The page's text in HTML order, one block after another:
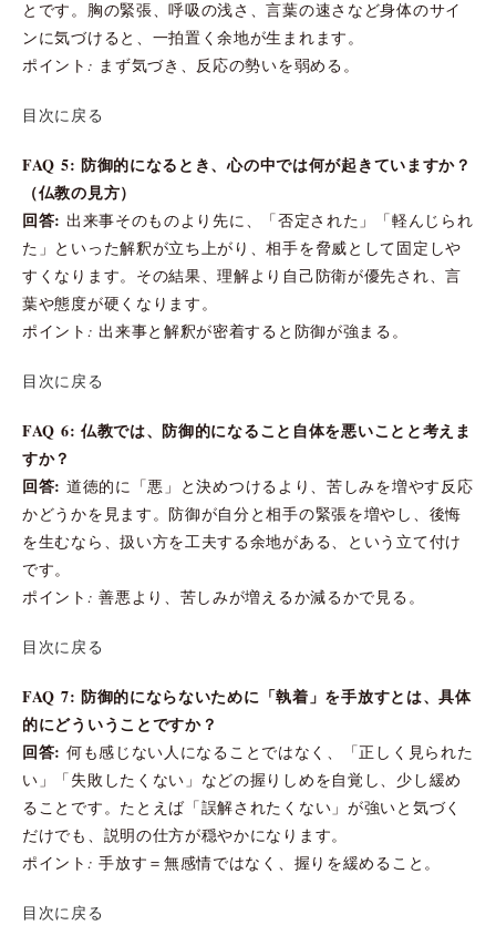
とです。胸の緊張、呼吸の浅さ、言葉の速さなど身体のサイ
ンに気づけると、一拍置く余地が生まれます。
ポイント: まず気づき、反応の勢いを弱める。
目次に戻る
FAQ 5: 防御的になるとき、心の中では何が起きていますか？
（仏教の見方）
回答: 出来事そのものより先に、「否定された」「軽んじられ
た」といった解釈が立ち上がり、相手を脅威として固定しや
すくなります。その結果、理解より自己防衛が優先され、言
葉や態度が硬くなります。
ポイント: 出来事と解釈が密着すると防御が強まる。
目次に戻る
FAQ 6: 仏教では、防御的になること自体を悪いことと考えま
すか？
回答: 道徳的に「悪」と決めつけるより、苦しみを増やす反応
かどうかを見ます。防御が自分と相手の緊張を増やし、後悔
を生むなら、扱い方を工夫する余地がある、という立て付け
です。
ポイント: 善悪より、苦しみが増えるか減るかで見る。
目次に戻る
FAQ 7: 防御的にならないために「執着」を手放すとは、具体
的にどういうことですか？
回答: 何も感じない人になることではなく、「正しく見られた
い」「失敗したくない」などの握りしめを自覚し、少し緩め
ることです。たとえば「誤解されたくない」が強いと気づく
だけでも、説明の仕方が穏やかになります。
ポイント: 手放す＝無感情ではなく、握りを緩めること。
目次に戻る